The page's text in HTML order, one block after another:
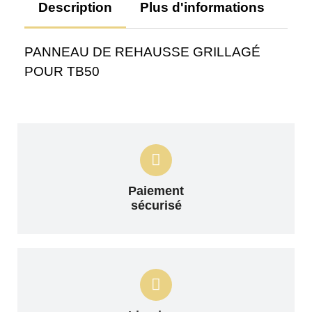
Description Plus d'informations
PANNEAU DE REHAUSSE GRILLAGÉ
POUR TB50
Paiement
sécurisé